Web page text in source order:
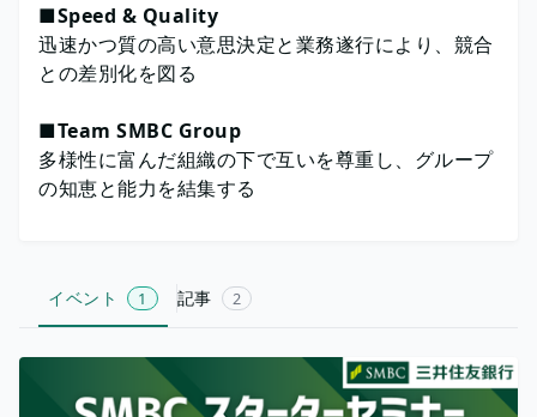
■Speed & Quality
迅速かつ質の高い意思決定と業務遂行により、競合
との差別化を図る
■Team SMBC Group
多様性に富んだ組織の下で互いを尊重し、グループ
の知恵と能力を結集する
イベント 1 記事 2